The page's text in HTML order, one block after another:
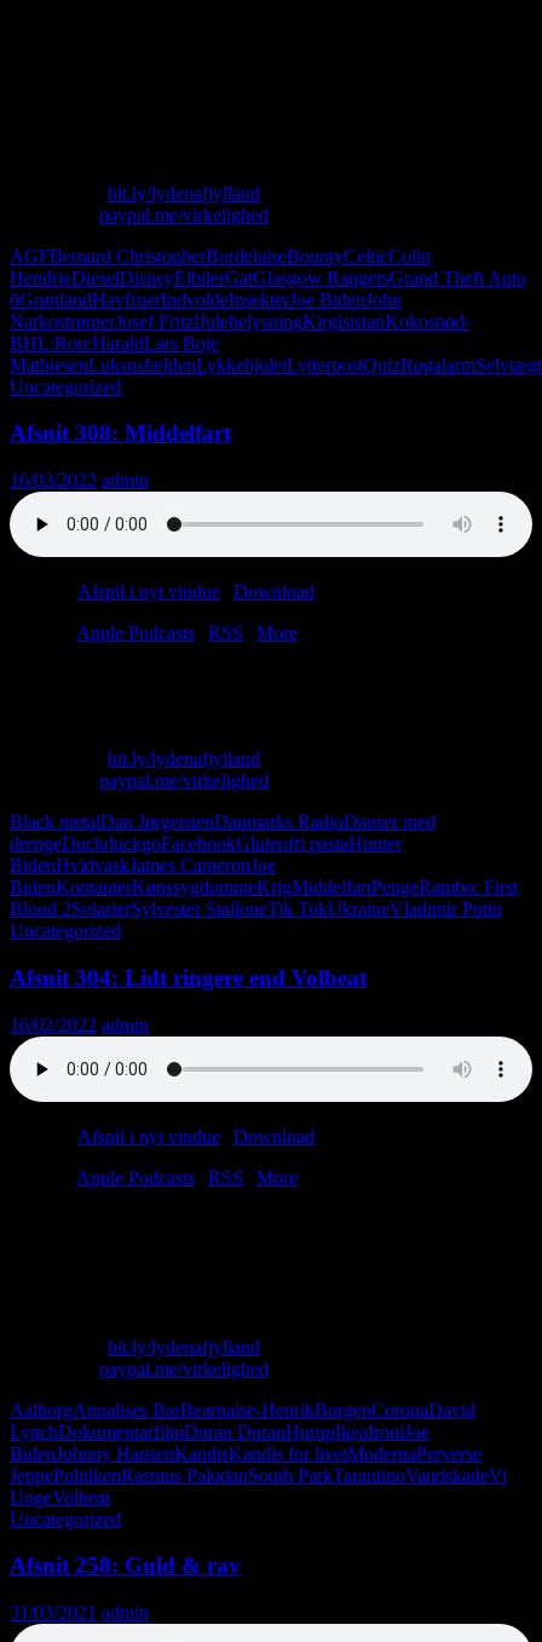
bit.ly/lydenafjylland
paypal.me/virkelighed
AGFBernard ChristopherBordelaiseBountyCelticColin
HendrieDieselDisneyElbilerGatGlasgow RangersGrand Theft Auto
6GrønlandHavfruerIndvoldeInsekterJoe BidenJohn
NarkostrømerJosef FritzlJulebelysningKirgisistanKokosnød-
BHL:Ron:HaraldLars Boje
MathiesenLuksusfældenLykkehjuletLytterpostQuizRøgalarmSelvtægt
Uncategorized
Afsnit 308: Middelfart
16/03/2022 admin
Afspil i nyt vindue Download
Apple Podcasts RSS
More
bit.ly/lydenafjylland
paypal.me/virkelighed
Black metalDan JørgensenDanmarks RadioDanser med
drengeDuckduckgoFacebookGlutenfri pastaHunter
BidenHvidvaskJames CameronJoe
BidenKontanterKønssygdommeKrigMiddelfartPengeRambo: First
Blood 2SolarierSylvester StalloneTik TokUkraineVladimir Putin
Uncategorized
Afsnit 304: Lidt ringere end Volbeat
16/02/2022 admin
Afspil i nyt vindue Download
Apple Podcasts RSS
More
bit.ly/lydenafjylland
paypal.me/virkelighed
AalborgAnnalises BarBearnaise-HenrikBorgenCoronaDavid
LynchDokumentarfilmDuran DuranHurupIkeaIroniJoe
BidenJohnny HansenKandisKandis for livetModernaPerverse
JeppePolitikenRasmus PaludanSouth ParkTarantinoVandskadeVi
UngeVolbeat
Uncategorized
Afsnit 258: Guld & rav
31/03/2021 admin